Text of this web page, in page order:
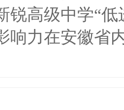
锐高级中学“
响力在安徽省